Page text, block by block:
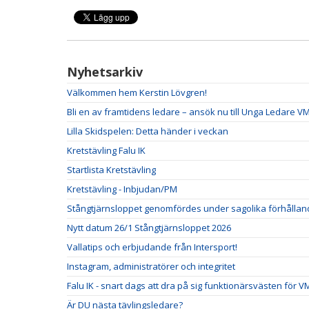
Nyhetsarkiv
Välkommen hem Kerstin Lövgren!
Bli en av framtidens ledare – ansök nu till Unga Ledare
Lilla Skidspelen: Detta händer i veckan
Kretstävling Falu IK
Startlista Kretstävling
Kretstävling - Inbjudan/PM
Stångtjärnsloppet genomfördes under sagolika
Nytt datum 26/1 Stångtjärnsloppet 2026
Vallatips och erbjudande från Intersport!
Instagram, administratörer och integritet
Falu IK - snart dags att dra på sig funktionärsvästen för
Är DU nästa tävlingsledare?